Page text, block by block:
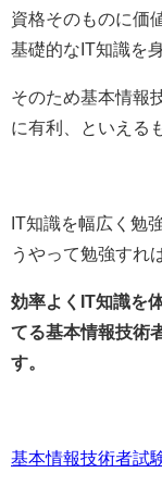
資格そのものに価
基礎的なIT知識を
そのため基本情報
に有利、といえる
IT知識を幅広く勉
うやって勉強すれ
効率よくIT知識を
てる基本情報技術
す。
基本情報技術者試